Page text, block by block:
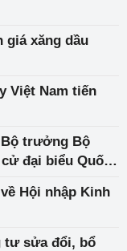
giá xăng dầu
Việt Nam tiến
trưởng Bộ
đại biểu Quốc
Hội nhập Kinh
tư sửa đổi, bổ